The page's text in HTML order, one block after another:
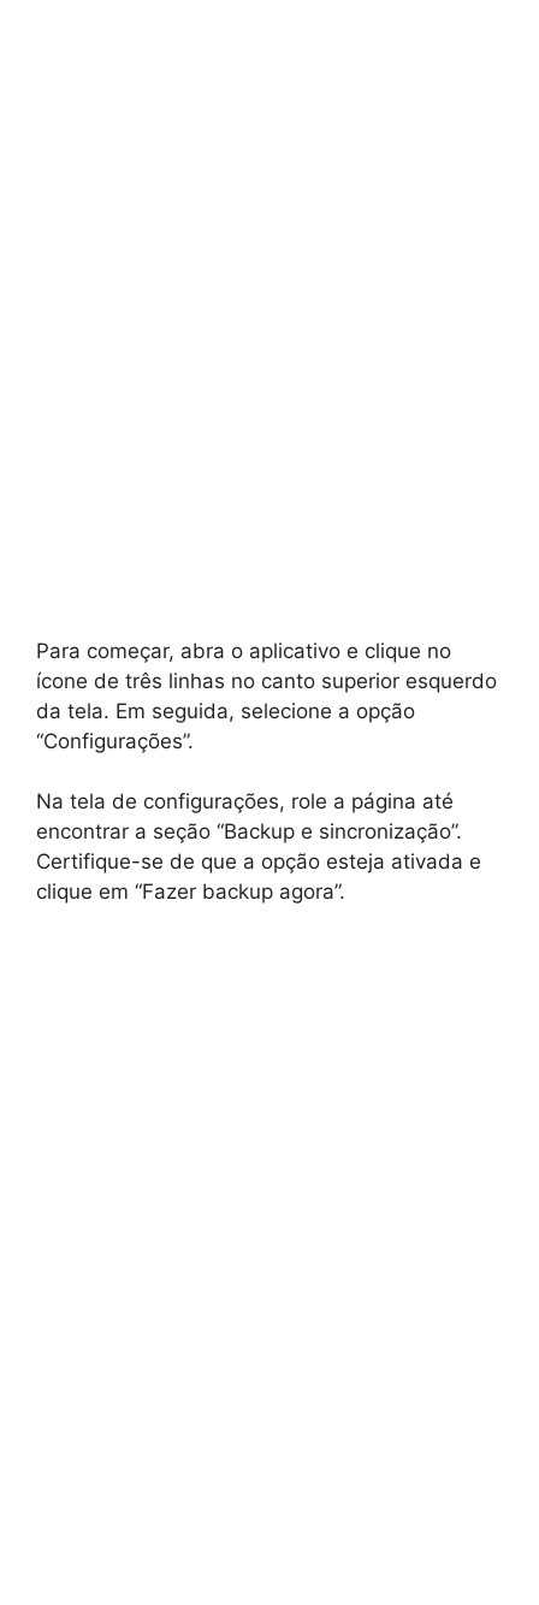
Para começar, abra o aplicativo e clique no
ícone de três linhas no canto superior esquerdo
da tela. Em seguida, selecione a opção
“Configurações”.
Na tela de configurações, role a página até
encontrar a seção “Backup e sincronização”.
Certifique-se de que a opção esteja ativada e
clique em “Fazer backup agora”.